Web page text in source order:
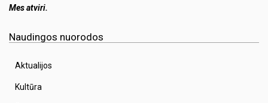
Mes atviri.
Naudingos nuorodos
Aktualijos
Kultūra